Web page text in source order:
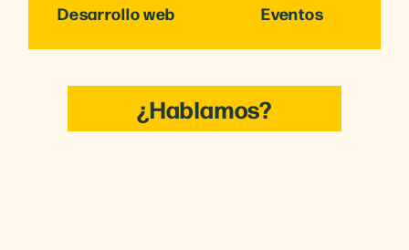
Desarrollo web Eventos
¿Hablamos?